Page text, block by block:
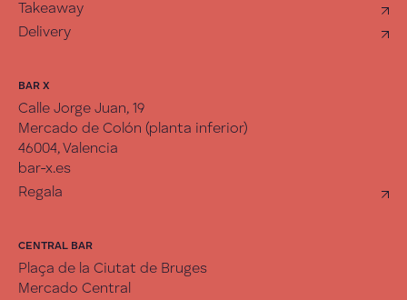
Takeaway
Delivery
BAR X
Calle Jorge Juan, 19
Mercado de Colón (planta inferior)
46004, Valencia
bar-x.es
Regala
CENTRAL BAR
Plaça de la Ciutat de Bruges
Mercado Central